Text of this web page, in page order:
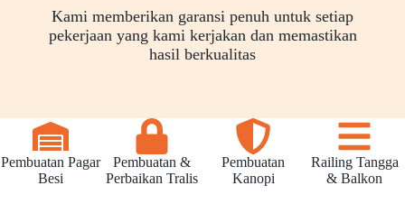
Kami memberikan garansi penuh untuk setiap
pekerjaan yang kami kerjakan dan memastikan
hasil berkualitas
Pembuatan Pagar
Besi
Pembuatan &
Perbaikan Tralis
Pembuatan
Kanopi
Railing Tangga
& Balkon